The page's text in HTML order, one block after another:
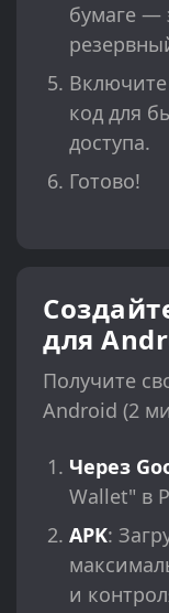
бумаге —
Включите
код для
доступа.
Готово!
для
Получите
Android (2
Через
Wallet" в
APK:
и